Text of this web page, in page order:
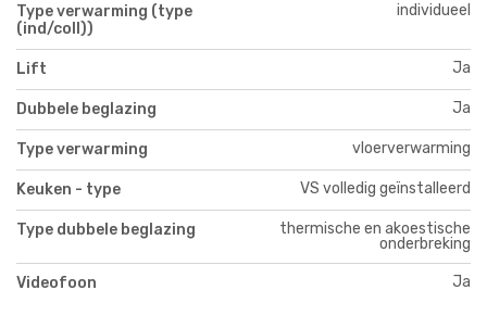
Type verwarming (type
(ind/coll))
individueel
Lift Ja
Dubbele beglazing Ja
Type verwarming vloerverwarming
Keuken - type VS volledig geïnstalleerd
Type dubbele beglazing
thermische en akoestische
onderbreking
Videofoon Ja